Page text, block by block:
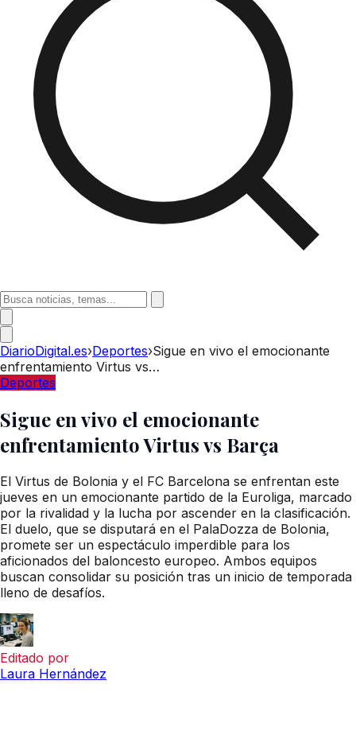
DiarioDigital.es›Deportes›Sigue en vivo el emocionante
enfrentamiento Virtus vs…
Deportes
Sigue en vivo el emocionante
enfrentamiento Virtus vs Barça
El Virtus de Bolonia y el FC Barcelona se enfrentan este
jueves en un emocionante partido de la Euroliga, marcado
por la rivalidad y la lucha por ascender en la clasificación.
El duelo, que se disputará en el PalaDozza de Bolonia,
promete ser un espectáculo imperdible para los
aficionados del baloncesto europeo. Ambos equipos
buscan consolidar su posición tras un inicio de temporada
lleno de desafíos.
Editado por
Laura Hernández